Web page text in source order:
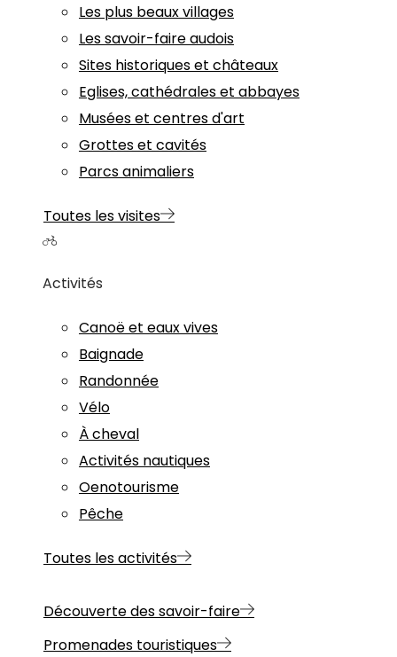
Les plus beaux villages
Les savoir-faire audois
Sites historiques et châteaux
Eglises, cathédrales et abbayes
Musées et centres d'art
Grottes et cavités
Parcs animaliers
Toutes les visites
Activités
Canoë et eaux vives
Baignade
Randonnée
Vélo
À cheval
Activités nautiques
Oenotourisme
Pêche
Toutes les activités
Découverte des savoir-faire
Promenades touristiques